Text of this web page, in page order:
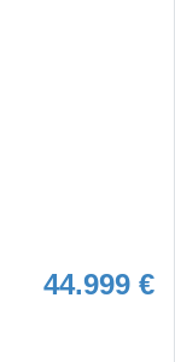
44.999 €